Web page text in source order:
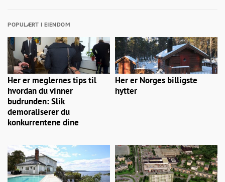
POPULÆRT I EIENDOM
Her er meglernes tips til
hvordan du vinner
budrunden: Slik
demoraliserer du
konkurrentene dine
Her er Norges billigste
hytter